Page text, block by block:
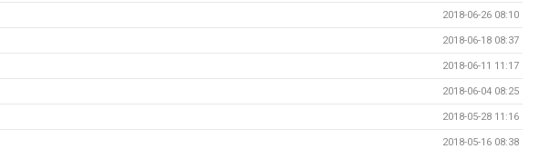
2018-06-26 08:10
2018-06-18 08:37
2018-06-11 11:17
2018-06-04 08:25
2018-05-28 11:16
2018-05-16 08:38